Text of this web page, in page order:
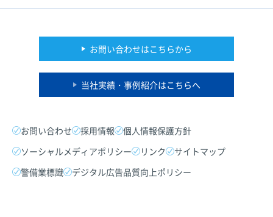
お問い合わせはこちらから
当社実績・事例紹介はこちらへ
お問い合わせ 採用情報
個人情報保護方針
ソーシャルメディアポリシー
リンク
サイトマップ
警備業標識
デジタル広告品質向上ポリシー